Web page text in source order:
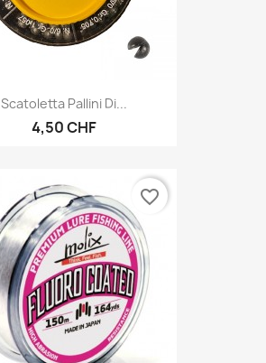
Scatoletta Pallini Di...
4,50 CHF
favorite_border